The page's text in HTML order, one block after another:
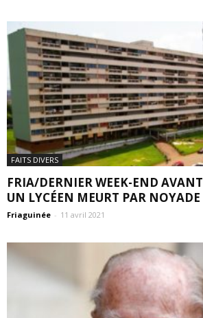
FAITS DIVERS
FRIA/DERNIER WEEK-END
UN LYCÉEN MEURT PAR NOYADE
Friaguinée - 11 avril 2021